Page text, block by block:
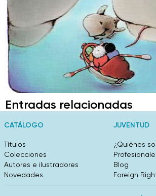
Entradas relacionadas
CATÁLOGO
Títulos
Colecciones
Autores e ilustradores
Novedades
JUVENTUD
¿Quiénes
Blog
Foreign